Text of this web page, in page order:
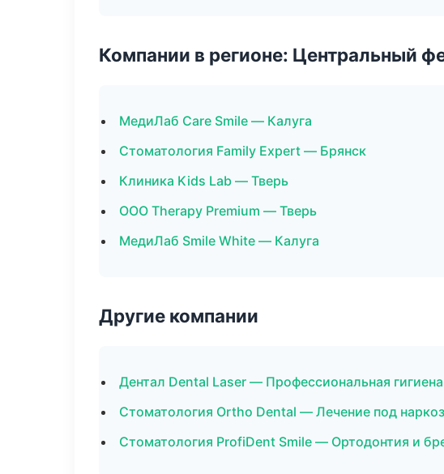
Компании в регионе: Центральный
МедиЛаб Care Smile — Калуга
Стоматология Family Expert — Брянск
Клиника Kids Lab — Тверь
ООО Therapy Premium — Тверь
МедиЛаб Smile White — Калуга
Другие компании
Дентал Dental Laser — Профессиональная
Стоматология Ortho Dental — Лечение под
Стоматология ProfiDent Smile — Ортодонтия и